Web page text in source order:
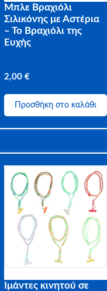
Μπλε Βραχιόλι
Σιλικόνης με Αστέρια
– Το Βραχιόλι της
Ευχής
2,00 €
Προσθήκη στο καλάθι
Ιμάντες κινητού σε